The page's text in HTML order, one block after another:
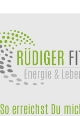
So erreichst Du